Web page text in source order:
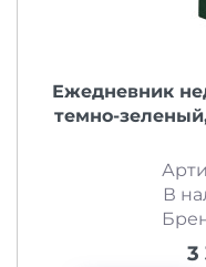
Ежедневник
темно-
В
3